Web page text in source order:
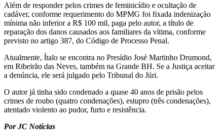
Além de responder pelos crimes de feminicídio e ocultação de
cadáver, conforme requerimento do MPMG foi fixada indenização
mínima não inferior a R$ 100 mil, paga pelo autor, a título de
reparação dos danos causados aos familiares da vítima, conforme
previsto no artigo 387, do Código de Processo Penal.
Atualmente, Ítalo se encontra no Presídio José Martinho Drumond,
em Ribeirão das Neves, também na Grande BH. Se a Justiça aceitar
a denúncia, ele será julgado pelo Tribunal do Júri.
O autor já tinha sido condenado a quase 40 anos de prisão pelos
crimes de roubo (quatro condenações), estupro (três condenações),
atentado violento ao pudor, furto e resistência.
Por JC Notícias